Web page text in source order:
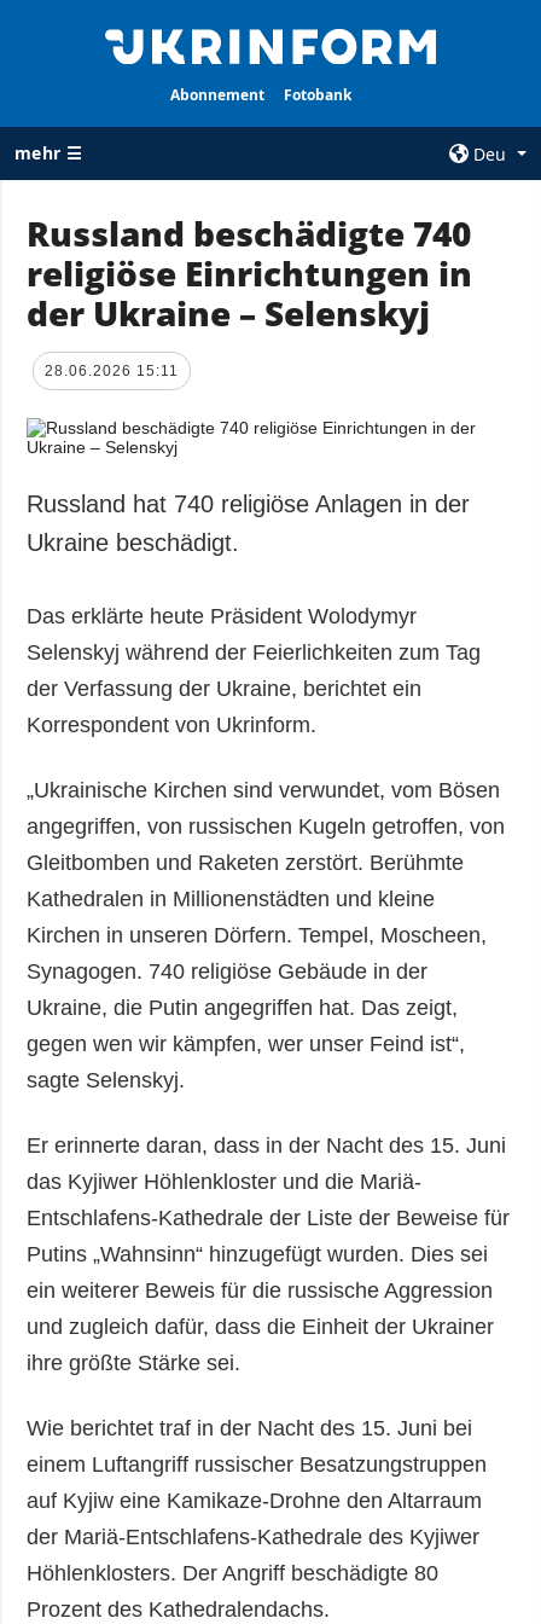
Abonnement Fotobank
mehr ☰
Deu
ALLE
RUBRIKEN
Krieg
Wiederaufbau
Politik
Militär
Gesellschaft und
Sport
Kriminalität
Notstand und
Notfälle
AGENTUR
Über uns
Politik zur
personenbezogener
ZUSÄTZLICH
Interview
Fotos
Video
LEISTUNGEN
Fotobank
Russland beschädigte 740
religiöse Einrichtungen in
der Ukraine – Selenskyj
28.06.2026 15:11
Russland hat 740 religiöse Anlagen in der
Ukraine beschädigt.
Das erklärte heute Präsident Wolodymyr
Selenskyj während der Feierlichkeiten zum Tag
der Verfassung der Ukraine, berichtet ein
Korrespondent von Ukrinform.
„Ukrainische Kirchen sind verwundet, vom Bösen
angegriffen, von russischen Kugeln getroffen, von
Gleitbomben und Raketen zerstört. Berühmte
Kathedralen in Millionenstädten und kleine
Kirchen in unseren Dörfern. Tempel, Moscheen,
Synagogen. 740 religiöse Gebäude in der
Ukraine, die Putin angegriffen hat. Das zeigt,
gegen wen wir kämpfen, wer unser Feind ist“,
sagte Selenskyj.
Er erinnerte daran, dass in der Nacht des 15. Juni
das Kyjiwer Höhlenkloster und die Mariä-
Entschlafens-Kathedrale der Liste der Beweise für
Putins „Wahnsinn“ hinzugefügt wurden. Dies sei
ein weiterer Beweis für die russische Aggression
und zugleich dafür, dass die Einheit der Ukrainer
ihre größte Stärke sei.
Wie berichtet traf in der Nacht des 15. Juni bei
einem Luftangriff russischer Besatzungstruppen
auf Kyjiw eine Kamikaze-Drohne den Altarraum
der Mariä-Entschlafens-Kathedrale des Kyjiwer
Höhlenklosters. Der Angriff beschädigte 80
Prozent des Kathedralendachs.